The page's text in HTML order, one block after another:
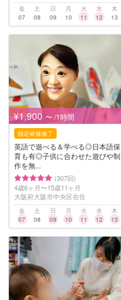
金
07
土
08
日
09
月
10
火
11
水
12
木
13
¥1,900 〜 /1時間
指定研修修了
英語で遊べる＆学べる◎日本語保
育も有◎子供に合わせた遊びや制
作を無...
(307回)
4歳6ヶ月〜15歳11ヶ月
大阪府大阪市中央区在住
金
07
土
08
日
09
月
10
火
11
水
12
木
13